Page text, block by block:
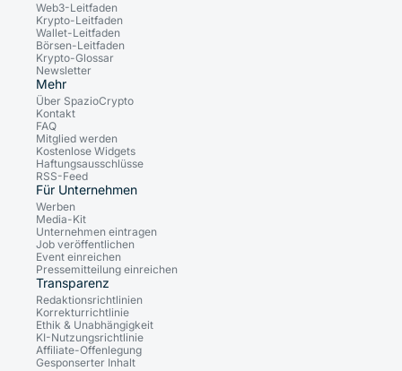
Web3-Leitfaden
Krypto-Leitfaden
Wallet-Leitfaden
Börsen-Leitfaden
Krypto-Glossar
Newsletter
Mehr
Über SpazioCrypto
Kontakt
FAQ
Mitglied werden
Kostenlose Widgets
Haftungsausschlüsse
RSS-Feed
Für Unternehmen
Werben
Media-Kit
Unternehmen eintragen
Job veröffentlichen
Event einreichen
Pressemitteilung einreichen
Transparenz
Redaktionsrichtlinien
Korrekturrichtlinie
Ethik & Unabhängigkeit
KI-Nutzungsrichtlinie
Affiliate-Offenlegung
Gesponserter Inhalt